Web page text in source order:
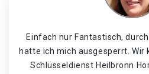
Einfach nur Fantastisch,
hatte ich mich ausgesperrt.
Schlüsseldienst Heilbronn